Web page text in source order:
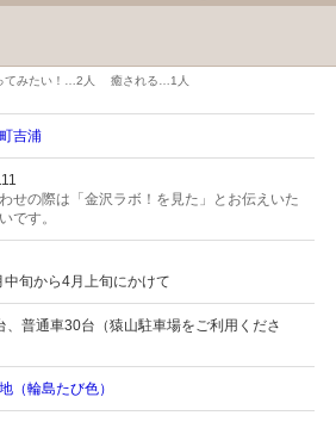
てみたい！… 2人 癒される… 1人
吉浦
せの際は「金沢ラボ！を見た」とお伝えいた
です。
旬から4月上旬にかけて
、普通車30台（猿山駐車場をご利用くださ
（輪島たび色）